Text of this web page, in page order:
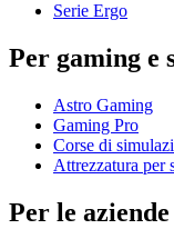
Serie Ergo
Per gaming e
Astro Gaming
Gaming Pro
Corse di
Attrezzatura per
Per le aziende